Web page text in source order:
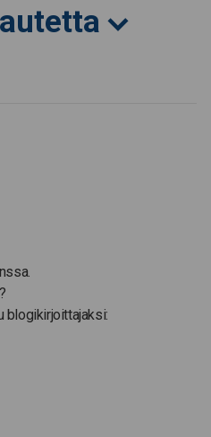
blogikirjoittajaksi: